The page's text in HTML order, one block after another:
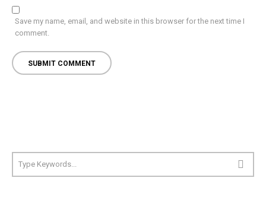
Save my name, email, and website in this browser for the next time I
comment.